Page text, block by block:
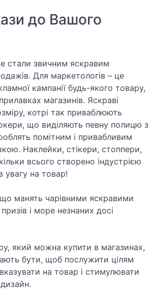
до Вашого
стали звичним яскравим
Для маркетологів – це
кампанії будь-якого товару,
магазинів. Яскраві
котрі так приваблюють
що виділяють певну полицю з
помітним і привабливим
Наклейки, стікери, стоппери,
всього створено індустрією
увагу на товар!
що манять чарівними яскравими
і море незнаних досі
який можна купити в магазинах,
бути, щоб послужити цілям
на товар і стимулювати